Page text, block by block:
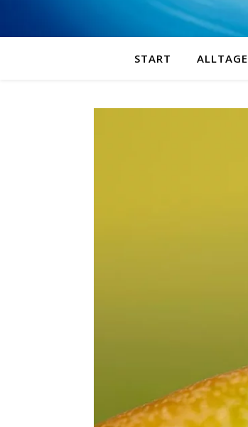
START ALLTAGE